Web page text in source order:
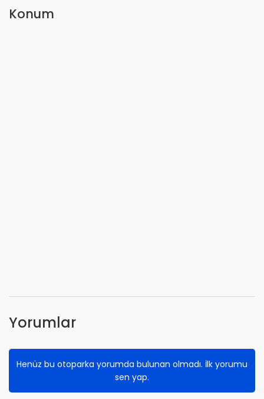
Konum
Yorumlar
Henüz bu otoparka yorumda bulunan olmadı. İlk yorumu
sen yap.